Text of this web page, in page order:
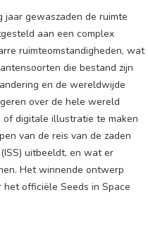
jaar gewaszaden de ruimte
aan een complex
ruimteomstandigheden, wat
die bestand zijn
en de wereldwijde
over de hele wereld
digitale illustratie te maken
van de reis van de zaden
uitbeeldt, en wat er
Het winnende ontwerp
officiële Seeds in Space